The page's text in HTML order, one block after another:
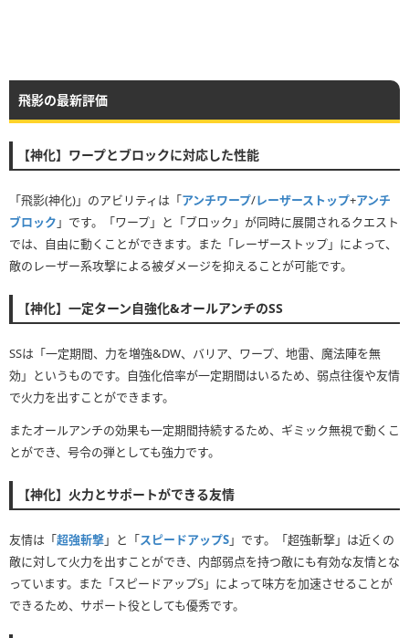
飛影の最新評価
【神化】ワープとブロックに対応した性能
「飛影(神化)」のアビリティは「アンチワープ/レーザーストップ+アンチ
ブロック 」です。「ワープ」と「ブロック」が同時に展開されるクエスト
では、自由に動くことができます。また「レーザーストップ」によって、
敵のレーザー系攻撃による被ダメージを抑えることが可能です。
【神化】一定ターン自強化&オールアンチのSS
SSは「一定期間、力を増強&DW、バリア、ワープ、地雷、魔法陣を無
効」というものです。自強化倍率が一定期間はいるため、弱点往復や友情
で火力を出すことができます。
またオールアンチの効果も一定期間持続するため、ギミック無視で動くこ
とができ、号令の弾としても強力です。
【神化】火力とサポートができる友情
友情は「超強斬撃」と「スピードアップS」です。「超強斬撃」は近くの
敵に対して火力を出すことができ、内部弱点を持つ敵にも有効な友情とな
っています。また「スピードアップS」によって味方を加速させることが
できるため、サポート役としても優秀です。